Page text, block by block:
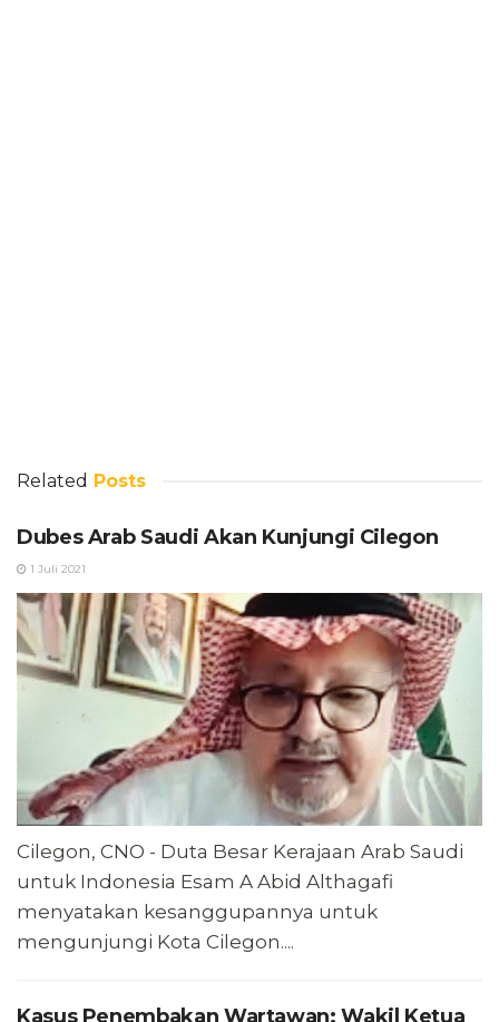
Related Posts
Dubes Arab Saudi Akan Kunjungi Cilegon
1 Juli 2021
Cilegon, CNO - Duta Besar Kerajaan Arab Saudi
untuk Indonesia Esam A Abid Althagafi
menyatakan kesanggupannya untuk
mengunjungi Kota Cilegon....
Kasus Penembakan Wartawan: Wakil Ketua